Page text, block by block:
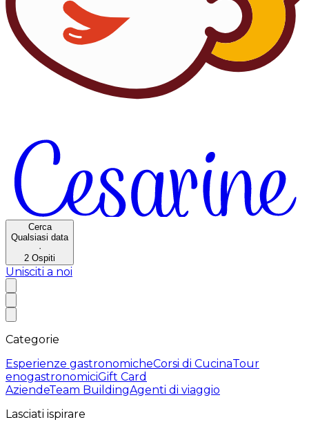
Cerca
Qualsiasi data
·
2 Ospiti
Unisciti a noi
Categorie
Esperienze gastronomicheCorsi di CucinaTour
enogastronomiciGift Card
AziendeTeam BuildingAgenti di viaggio
Lasciati ispirare